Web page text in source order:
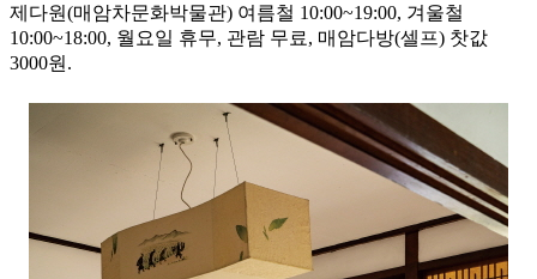
제다원(매암차문화박물관) 여름철 10:00~19:00, 겨울철
10:00~18:00, 월요일 휴무, 관람 무료, 매암다방(셀프) 찻값
3000원.